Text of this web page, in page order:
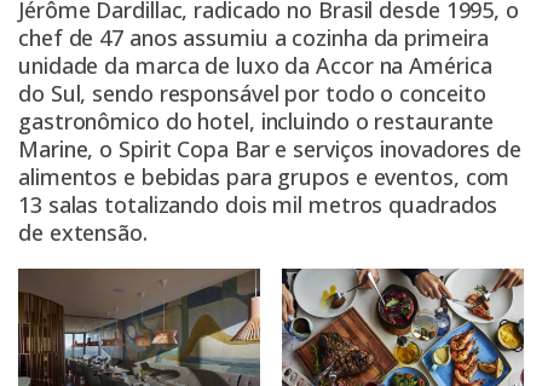
Jérôme Dardillac, radicado no Brasil desde 1995, o
chef de 47 anos assumiu a cozinha da primeira
unidade da marca de luxo da Accor na América
do Sul, sendo responsável por todo o conceito
gastronômico do hotel, incluindo o restaurante
Marine, o Spirit Copa Bar e serviços inovadores de
alimentos e bebidas para grupos e eventos, com
13 salas totalizando dois mil metros quadrados
de extensão.